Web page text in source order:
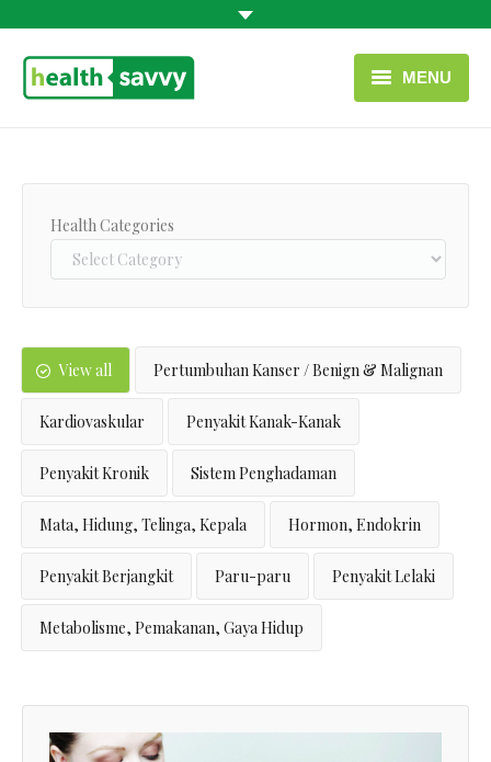
MENU
KATEGORI KESIHATAN
HUBUNGI KAMI
BAHASA MELAYU
Health Categories
View all Pertumbuhan Kanser / Benign & Malignan
Kardiovaskular Penyakit Kanak-Kanak
Penyakit Kronik Sistem Penghadaman
Mata, Hidung, Telinga, Kepala Hormon, Endokrin
Penyakit Berjangkit Paru-paru Penyakit Lelaki
Metabolisme, Pemakanan, Gaya Hidup